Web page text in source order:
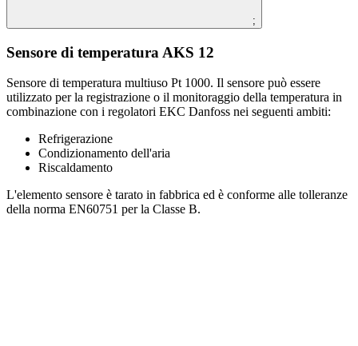
;
Sensore di temperatura AKS 12
Sensore di temperatura multiuso Pt 1000. Il sensore può essere
utilizzato per la registrazione o il monitoraggio della temperatura in
combinazione con i regolatori EKC Danfoss nei seguenti ambiti:
Refrigerazione
Condizionamento dell'aria
Riscaldamento
L'elemento sensore è tarato in fabbrica ed è conforme alle tolleranze
della norma EN60751 per la Classe B.